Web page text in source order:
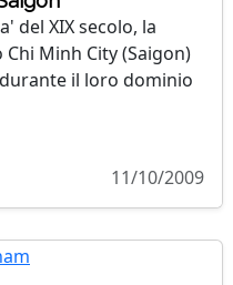
del XIX secolo, la
Minh City (Saigon)
il loro dominio
11/10/2009